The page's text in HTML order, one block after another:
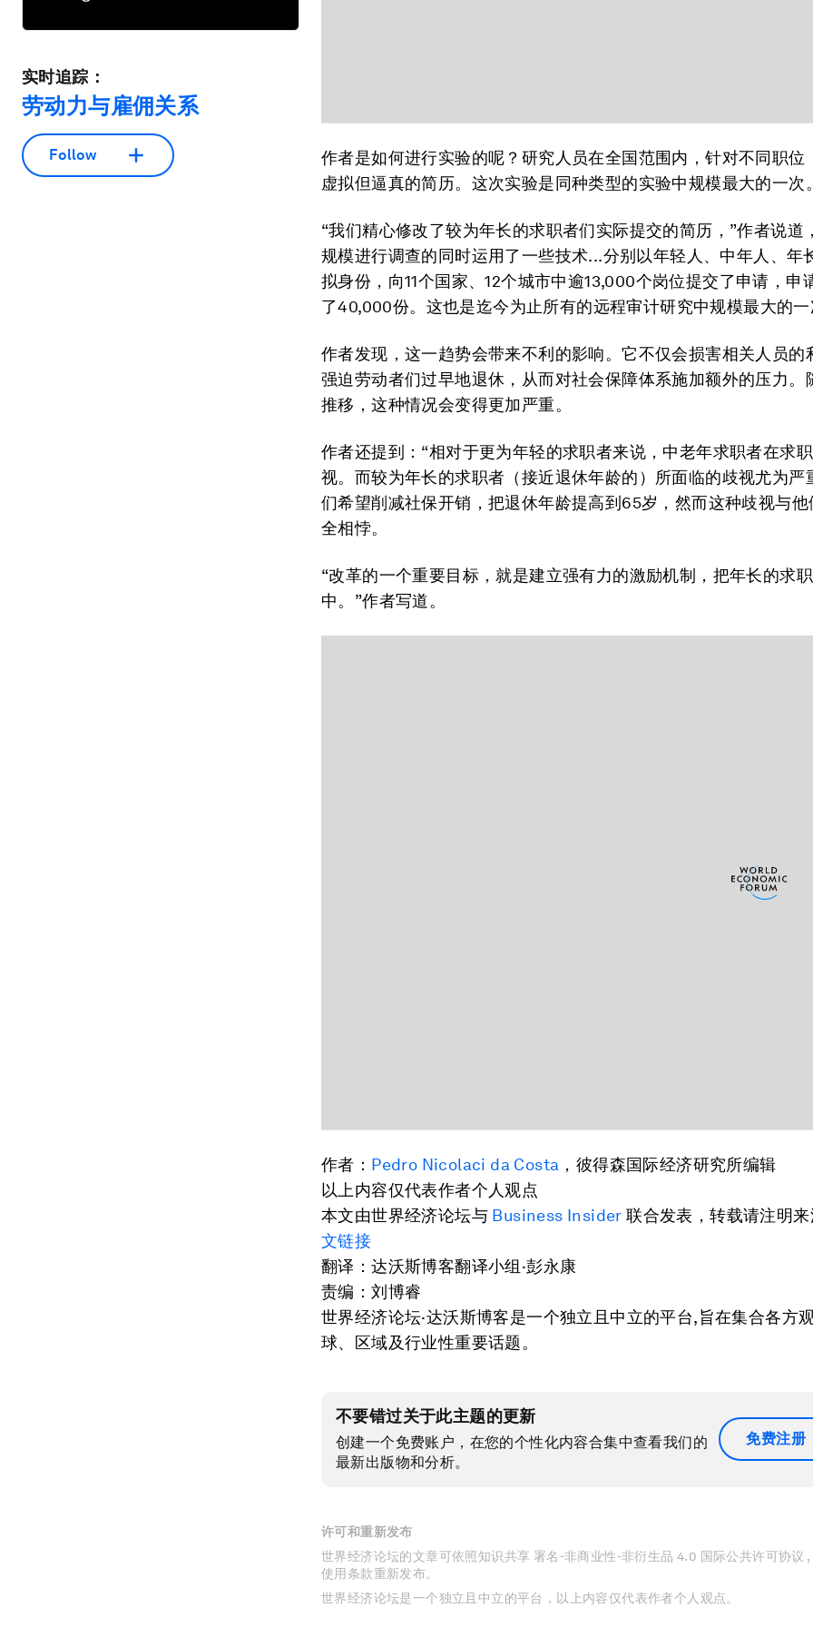
实时追踪：
劳动力与雇佣关系
Follow
作者是如何进行实验的呢？研究人员在全国范围内，针对不同职位
虚拟但逼真的简历。这次实验是同种类型的实验中规模最大的一次。
“我们精心修改了较为年长的求职者们实际提交的简历，”作者说道
规模进行调查的同时运用了一些技术...分别以年轻人、中年人、年
拟身份，向11个国家、12个城市中逾13,000个岗位提交了申请，申
了40,000份。这也是迄今为止所有的远程审计研究中规模最大的一
作者发现，这一趋势会带来不利的影响。它不仅会损害相关人员的
强迫劳动者们过早地退休，从而对社会保障体系施加额外的压力。
推移，这种情况会变得更加严重。
作者还提到：“相对于更为年轻的求职者来说，中老年求职者在求
视。而较为年长的求职者（接近退休年龄的）所面临的歧视尤为严
们希望削减社保开销，把退休年龄提高到65岁，然而这种歧视与
全相悖。
“改革的一个重要目标，就是建立强有力的激励机制，把年长的求
中。”作者写道。
作者： Pedro Nicolaci da Costa ，彼得森国际经济研究所编辑
以上内容仅代表作者个人观点
本文由世界经济论坛与 Business Insider联合发表，转载请注明
文链接
翻译：达沃斯博客翻译小组·彭永康
责编：刘博睿
世界经济论坛·达沃斯博客是一个独立且中立的平台,旨在集合各方
球、区域及行业性重要话题。
不要错过关于此主题的更新
创建一个免费账户，在您的个性化内容合集中查看我们的
最新出版物和分析。
免费注册
许可和重新发布
世界经济论坛的文章可依照知识共享 署名-非商业性-非衍生品 4.0 国际公共许可协议 ,
使用条款重新发布。
世界经济论坛是一个独立且中立的平台，以上内容仅代表作者个人观点。